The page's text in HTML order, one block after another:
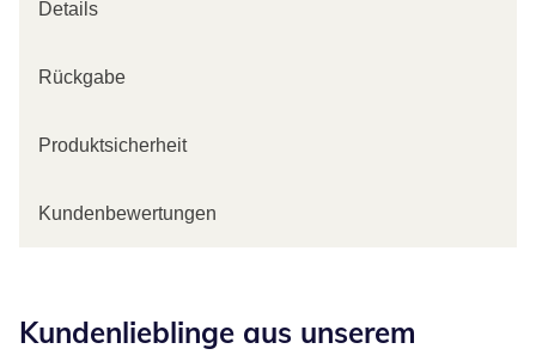
Details
Rückgabe
Produktsicherheit
Kundenbewertungen
Kundenlieblinge aus unserem